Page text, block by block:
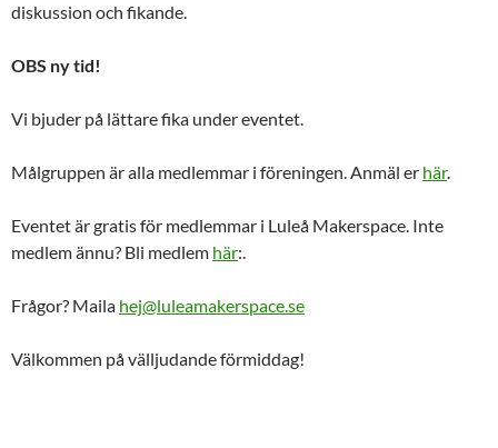
diskussion och fikande.
OBS ny tid!
Vi bjuder på lättare fika under eventet.
Målgruppen är alla medlemmar i föreningen. Anmäl er här.
Eventet är gratis för medlemmar i Luleå Makerspace. Inte
medlem ännu? Bli medlem här:.
Frågor? Maila hej@luleamakerspace.se
Välkommen på välljudande förmiddag!